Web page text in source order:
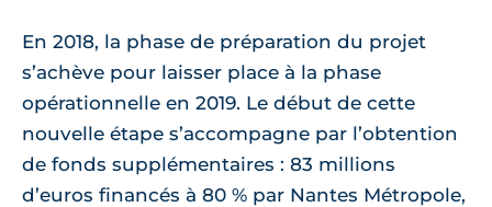
En 2018, la phase de préparation du projet
s’achève pour laisser place à la phase
opérationnelle en 2019. Le début de cette
nouvelle étape s’accompagne par l’obtention
de fonds supplémentaires : 83 millions
d’euros financés à 80 % par Nantes Métropole,